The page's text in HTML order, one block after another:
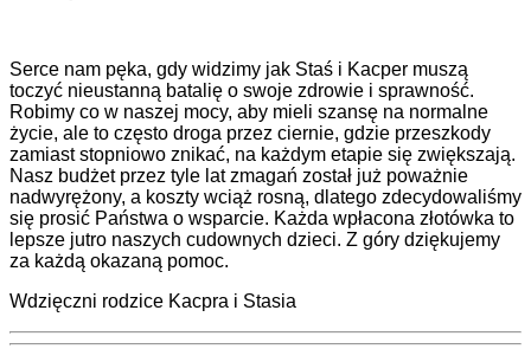
Serce nam pęka, gdy widzimy jak Staś i Kacper muszą
toczyć nieustanną batalię o swoje zdrowie i sprawność.
Robimy co w naszej mocy, aby mieli szansę na normalne
życie, ale to często droga przez ciernie, gdzie przeszkody
zamiast stopniowo znikać, na każdym etapie się zwiększają.
Nasz budżet przez tyle lat zmagań został już poważnie
nadwyrężony, a koszty wciąż rosną, dlatego zdecydowaliśmy
się prosić Państwa o wsparcie. Każda wpłacona złotówka to
lepsze jutro naszych cudownych dzieci. Z góry dziękujemy
za każdą okazaną pomoc.
Wdzięczni rodzice Kacpra i Stasia